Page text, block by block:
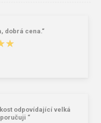
dobrá cena.“
odpovídající velká
“